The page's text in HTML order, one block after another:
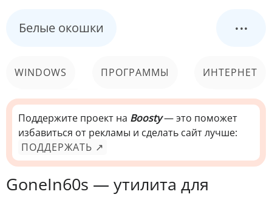
Белые окошки ...
WINDOWS ПРОГРАММЫ ИНТЕРНЕТ
КОМПЬЮТЕР
СИСТЕМА
Поддержите проект на Boosty— это поможет
избавиться от рекламы и сделать сайт лучше:
ПОДДЕРЖАТЬ ↗
GoneIn60s — утилита для